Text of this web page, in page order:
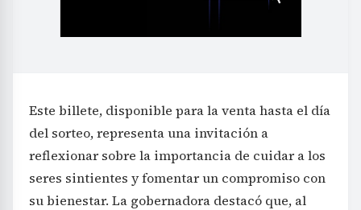
Este billete, disponible para la venta hasta el día
del sorteo, representa una invitación a
reflexionar sobre la importancia de cuidar a los
seres sintientes y fomentar un compromiso con
su bienestar. La gobernadora destacó que, al